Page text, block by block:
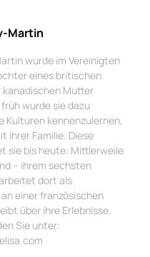
Martin
wurde im Vereinigten
eines britischen
kanadischen Mutter
wurde sie dazu
Kulturen kennenzulernen,
ihrer Familie. Diese
sie bis heute: Mittlerweile
– ihrem sechsten
dort als
einer französischen
über ihre Erlebnisse.
Sie unter: